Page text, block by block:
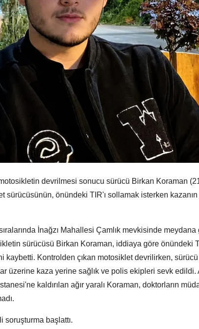
devrilmesi sonucu sürücü Birkan Koraman
sürücüsünün, önündeki TIR'ı sollamak isterken kazanın
İnağzı Mahallesi Çamlık mevkisinde
sürücüsü Birkan Koraman, iddiaya göre önündeki
kaybetti. Kontrolden çıkan motosiklet devrilirken,
üzerine kaza yerine sağlık ve polis ekipleri sevk edildi.
kaldırılan ağır yaralı Koraman, doktorların
soruşturma başlattı.